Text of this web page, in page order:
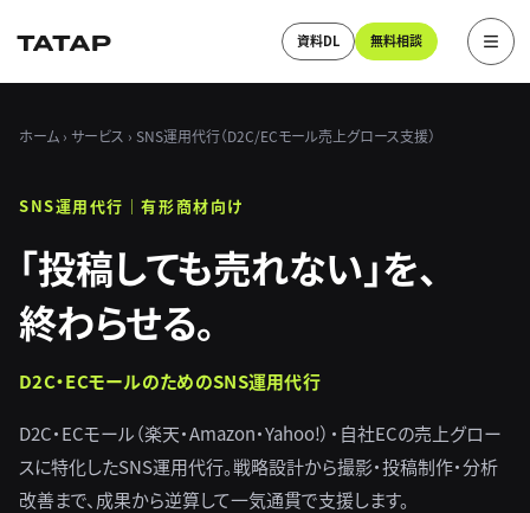
資料DL 無料相談
ホーム › サービス › SNS運用代行（D2C/ECモール売上グロース支援）
SNS運用代行｜有形商材向け
「投稿しても売れない」を、
終わらせる。
D2C・ECモールのためのSNS運用代行
D2C・ECモール（楽天・Amazon・Yahoo!）・自社ECの売上グロー
スに特化したSNS運用代行。戦略設計から撮影・投稿制作・分析
改善まで、成果から逆算して一気通貫で支援します。